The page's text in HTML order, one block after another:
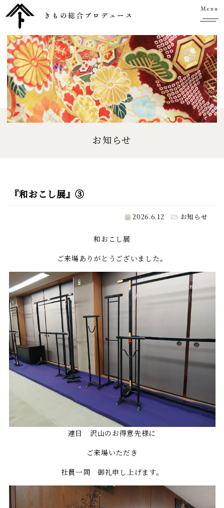
Menu
お知らせ
『和おこし展』③
2026.6.12 お知らせ
和おこし展
ご来場ありがとうございました。
連日 沢山のお得意先様に
ご来場いただき
社員一同 御礼申し上げます。